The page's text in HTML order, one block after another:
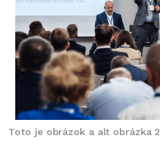
Toto je obrázok a alt obrázka 2